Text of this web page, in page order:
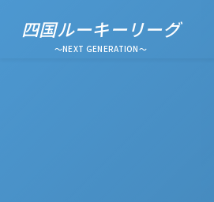
四国ルーキーリーグ
～NEXT GENERATION～